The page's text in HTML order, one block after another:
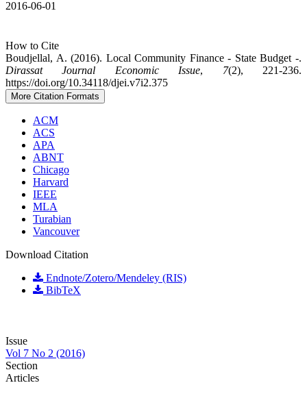
2016-06-01
How to Cite
Boudjellal, A. (2016). Local Community Finance - State Budget -.
Dirassat Journal Economic Issue, 7(2), 221-236.
https://doi.org/10.34118/djei.v7i2.375
More Citation Formats
ACM
ACS
APA
ABNT
Chicago
Harvard
IEEE
MLA
Turabian
Vancouver
Download Citation
Endnote/Zotero/Mendeley (RIS)
BibTeX
Issue
Vol 7 No 2 (2016)
Section
Articles